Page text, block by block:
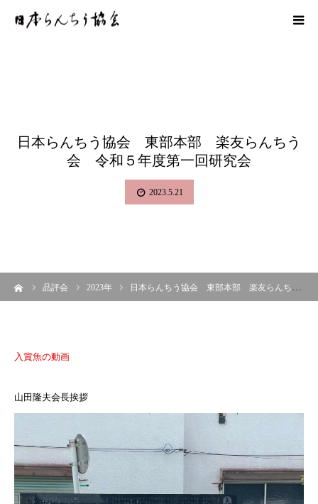
日本らんちう協会 東部本部 楽友らんちう
会 令和５年度第一回研究会
2023.5.21
品評会 2023年 日本らんちう協会 東部本部 楽友らんちう会 令和５年度第一回研究会
入賞魚の動画
山田隆夫会長挨拶